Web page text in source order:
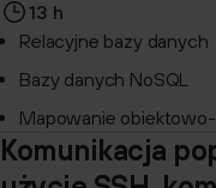
13 h
Relacyjne bazy danych
Bazy danych NoSQL
Mapowanie
Komunikacja